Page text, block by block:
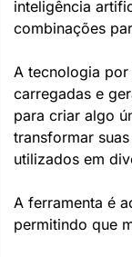
inteligência
combinações
A tecnologia
carregadas e
para criar algo
transformar
utilizados em
A ferramenta é
permitindo que